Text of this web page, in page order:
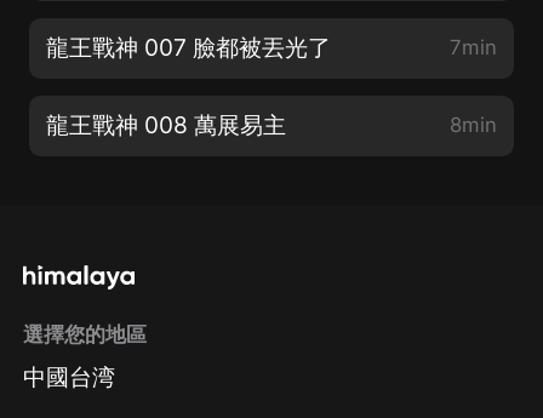
龍王戰神 007 臉都被丟光了 7min
龍王戰神 008 萬展易主 8min
選擇您的地區
中國台湾